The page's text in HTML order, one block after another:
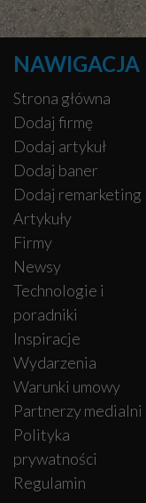
NAWIGACJA
Strona główna
Dodaj firmę
Dodaj artykuł
Dodaj baner
Dodaj remarketing
Artykuły
Firmy
Newsy
Technologie i
poradniki
Inspiracje
Wydarzenia
Warunki umowy
Partnerzy medialni
Polityka
prywatności
Regulamin